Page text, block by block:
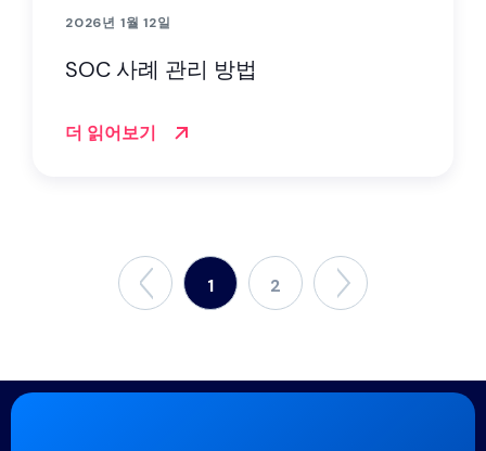
2026년 1월 12일
SOC 사례 관리 방법
더 읽어보기
1 2